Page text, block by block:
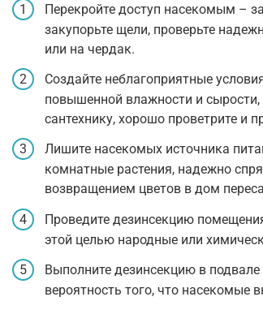
Перекройте доступ насекомым –
закупорьте щели, проверьте
или на чердак.
Создайте неблагоприятные
повышенной влажности и
сантехнику, хорошо проветрите и
Лишите насекомых источника
комнатные растения, надежно
возвращением цветов в дом
Проведите дезинсекцию
этой целью народные или
Выполните дезинсекцию в
вероятность того, что насекомые